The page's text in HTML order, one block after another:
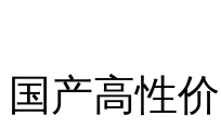
国产高性